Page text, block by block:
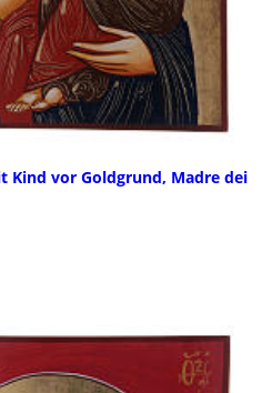
vor Goldgrund, Madre dei